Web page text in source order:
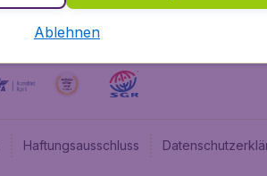
Haftungsausschluss
Ablehnen